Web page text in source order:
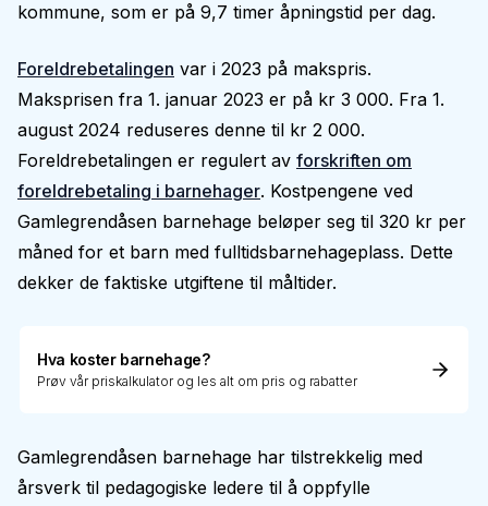
kommune, som er på 9,7 timer åpningstid per dag.
Foreldrebetalingen var i 2023 på makspris.
Maksprisen fra 1. januar 2023 er på kr 3 000. Fra 1.
august 2024 reduseres denne til kr 2 000.
Foreldrebetalingen er regulert av forskriften om
foreldrebetaling i barnehager. Kostpengene ved
Gamlegrendåsen barnehage beløper seg til 320 kr per
måned for et barn med fulltidsbarnehageplass. Dette
dekker de faktiske utgiftene til måltider.
Hva koster barnehage?
Prøv vår priskalkulator og les alt om pris og rabatter
Gamlegrendåsen barnehage har tilstrekkelig med
årsverk til pedagogiske ledere til å oppfylle